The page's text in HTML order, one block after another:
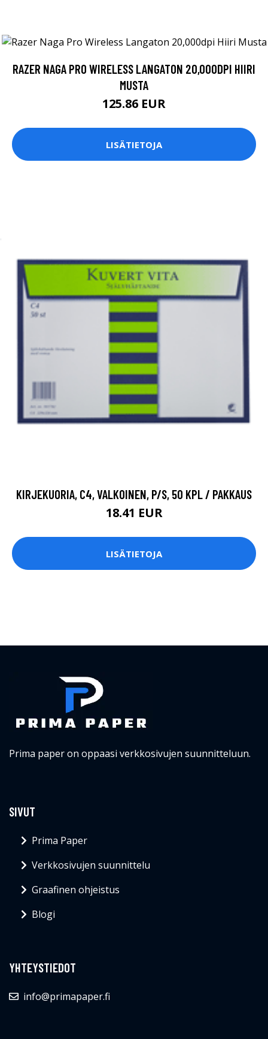
RAZER NAGA PRO WIRELESS LANGATON 20,000DPI HIIRI
MUSTA
125.86 EUR
LISÄTIETOJA
KIRJEKUORIA, C4, VALKOINEN, P/S, 50 KPL / PAKKAUS
18.41 EUR
LISÄTIETOJA
Prima paper on oppaasi verkkosivujen suunnitteluun.
SIVUT
Prima Paper
Verkkosivujen suunnittelu
Graafinen ohjeistus
Blogi
YHTEYSTIEDOT
info@primapaper.fi